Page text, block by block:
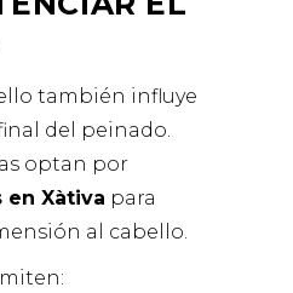
también influye
del peinado.
optan por
en Xàtiva para
al cabello.